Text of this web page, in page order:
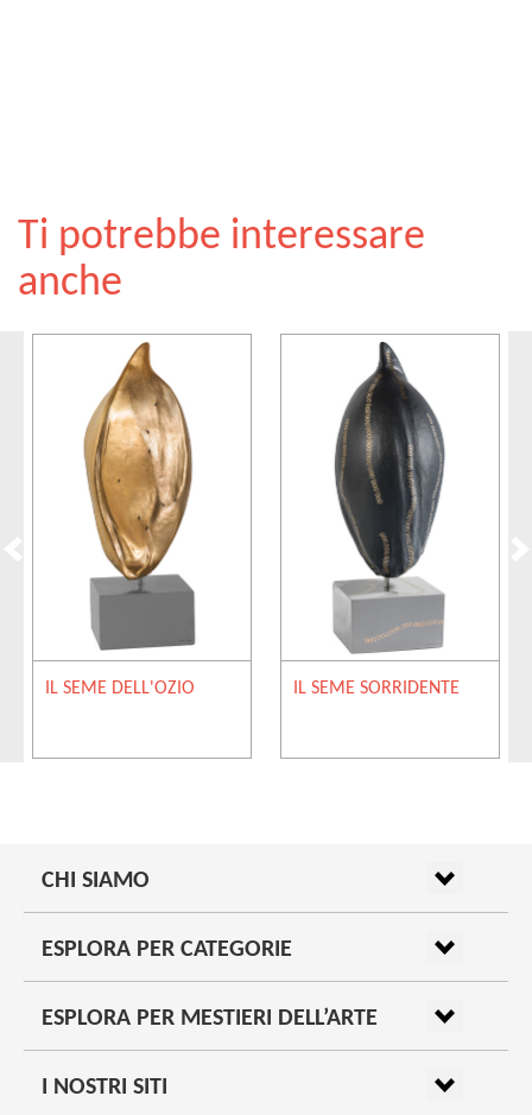
Ti potrebbe interessare
anche
IL SEME DELL'OZIO IL SEME SORRIDENTE
CHI SIAMO
ESPLORA PER CATEGORIE
ESPLORA PER MESTIERI DELL’ARTE
I NOSTRI SITI